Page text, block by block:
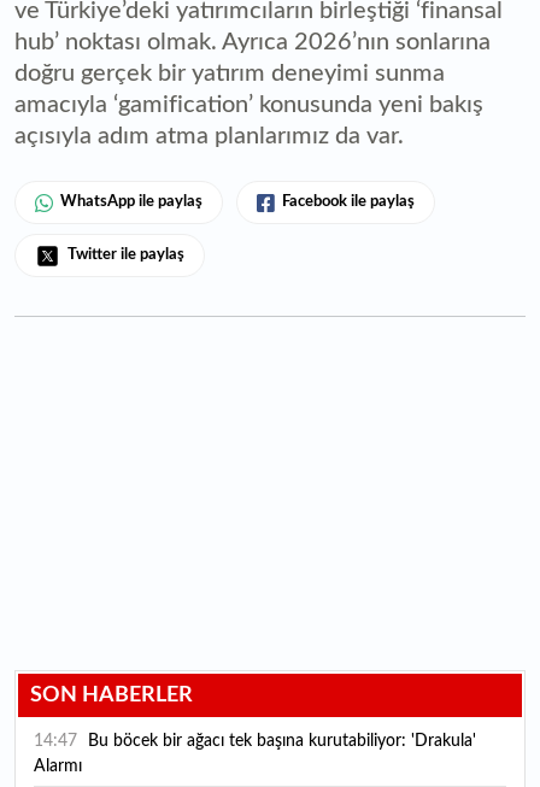
ve Türkiye’deki yatırımcıların birleştiği ‘finansal
hub’ noktası olmak. Ayrıca 2026’nın sonlarına
doğru gerçek bir yatırım deneyimi sunma
amacıyla ‘gamification’ konusunda yeni bakış
açısıyla adım atma planlarımız da var.
WhatsApp ile paylaş Facebook ile paylaş
Twitter ile paylaş
SON HABERLER
14:47
Alarmı